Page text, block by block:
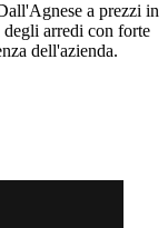
a prezzi in
degli arredi con forte
dell'azienda.